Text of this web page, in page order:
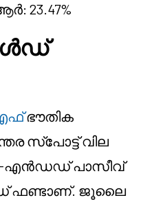
23.47%
ഭൗതിക
സ്പോട്ട് വില
എൻഡഡ് പാസീവ്
ഫണ്ടാണ്. ജൂലൈ